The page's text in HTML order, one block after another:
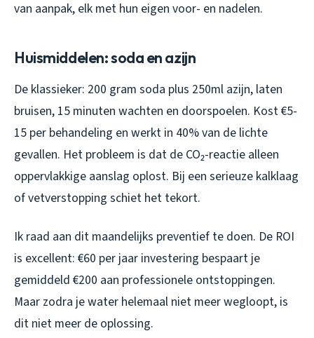
van aanpak, elk met hun eigen voor- en nadelen.
Huismiddelen: soda en azijn
De klassieker: 200 gram soda plus 250ml azijn, laten
bruisen, 15 minuten wachten en doorspoelen. Kost €5-
15 per behandeling en werkt in 40% van de lichte
gevallen. Het probleem is dat de CO₂-reactie alleen
oppervlakkige aanslag oplost. Bij een serieuze kalklaag
of vetverstopping schiet het tekort.
Ik raad aan dit maandelijks preventief te doen. De ROI
is excellent: €60 per jaar investering bespaart je
gemiddeld €200 aan professionele ontstoppingen.
Maar zodra je water helemaal niet meer wegloopt, is
dit niet meer de oplossing.